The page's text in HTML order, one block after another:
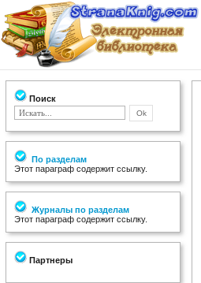
Поиск
По разделам
Этот параграф содержит ссылку.
Журналы по разделам
Этот параграф содержит ссылку.
Партнеры